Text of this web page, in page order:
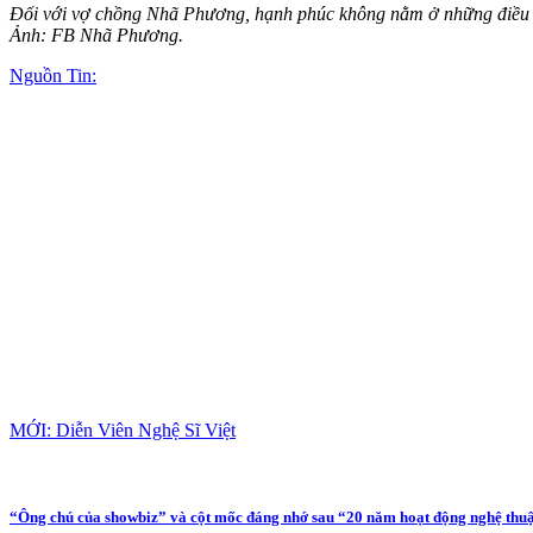
Đối với vợ chồng Nhã Phương, hạnh phúc không nằm ở những
Ảnh: FB Nhã Phương.
Nguồn Tin:
MỚI: Diễn Viên Nghệ Sĩ Việt
“Ông chú của showbiz” và cột mốc đáng nhớ sau “20 năm hoạt động nghệ